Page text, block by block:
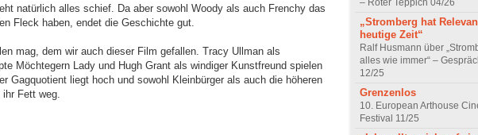
natürlich alles schief. Da aber sowohl Woody als auch Frenchy das
Fleck haben, endet die Geschichte gut.
mag, dem wir auch dieser Film gefallen. Tracy Ullman als
Möchtegern Lady und Hugh Grant als windiger Kunstfreund spielen
Gagquotient liegt hoch und sowohl Kleinbürger als auch die höheren
Fett weg.
„Stromberg hat
heutige Zeit“
Ralf Husmann über
alles wie immer“ –
12/25
Grenzenlos
10. European Arthouse
Festival 11/25